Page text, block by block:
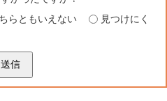
らともいえない
見つけにく
送信